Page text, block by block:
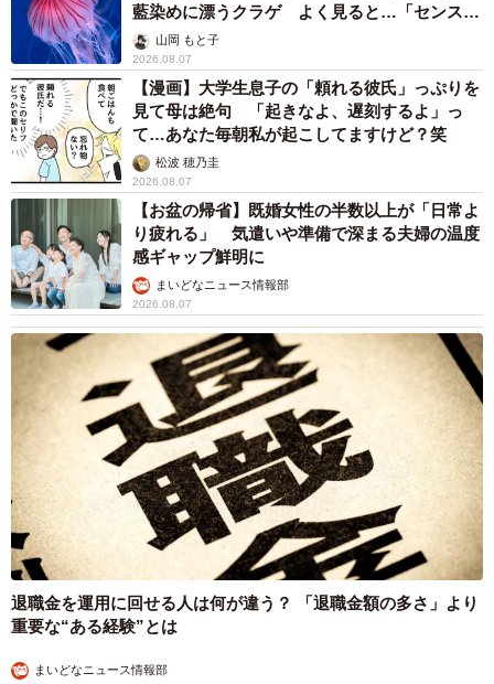
藍染めに漂うクラゲ よく見ると…「センスす
ごい」山岡 もと子
2026.08.07
【漫画】大学生息子の「頼れる彼氏」っぷりを
見て母は絶句 「起きなよ、遅刻するよ」っ
て…あなた毎朝私が起こしてますけど？笑
松波 穂乃圭
2026.08.07
【お盆の帰省】既婚女性の半数以上が「日常よ
り疲れる」 気遣いや準備で深まる夫婦の温度
感ギャップ鮮明に
まいどなニュース情報部
2026.08.07
退職金を運用に回せる人は何が違う？ 「退職金額の多さ」より
重要な“ある経験”とは
まいどなニュース情報部